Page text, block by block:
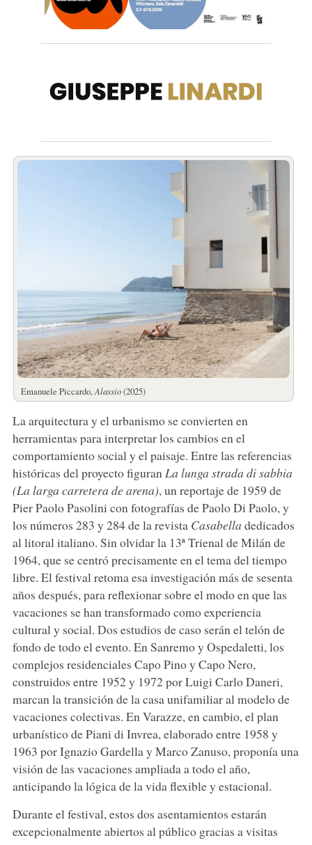
Emanuele Piccardo,Alassio(2025)
La arquitectura y el urbanismo se convierten en
herramientas para interpretar los cambios en el
comportamiento social y el paisaje. Entre las referencias
históricas del proyecto figuranLa lunga strada di sabbia
(La larga carretera de arena), un reportaje de 1959 de
Pier Paolo Pasolini con fotografías de Paolo Di Paolo, y
los números 283 y 284 de la revista Casabella dedicados
al litoral italiano. Sin olvidar la 13ª Trienal de Milán de
1964, que se centró precisamente en el tema del tiempo
libre. El festival retoma esa investigación más de sesenta
años después, para reflexionar sobre el modo en que las
vacaciones se han transformado como experiencia
cultural y social. Dos estudios de caso serán el telón de
fondo de todo el evento. En Sanremo y Ospedaletti, los
complejos residenciales Capo Pino y Capo Nero,
construidos entre 1952 y 1972 por Luigi Carlo Daneri,
marcan la transición de la casa unifamiliar al modelo de
vacaciones colectivas. En Varazze, en cambio, el plan
urbanístico de Piani di Invrea, elaborado entre 1958 y
1963 por Ignazio Gardella y Marco Zanuso, proponía una
visión de las vacaciones ampliada a todo el año,
anticipando la lógica de la vida flexible y estacional.
Durante el festival, estos dos asentamientos estarán
excepcionalmente abiertos al público gracias a visitas